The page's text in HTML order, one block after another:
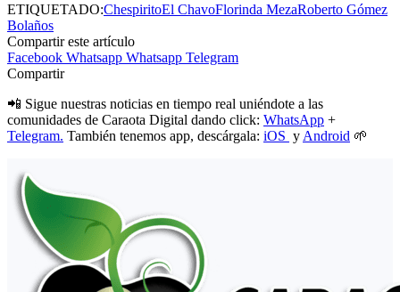
ETIQUETADO:ChespiritoEl ChavoFlorinda MezaRoberto Gómez
Bolaños
Compartir este artículo
Facebook Whatsapp Whatsapp Telegram
Compartir
📲 Sigue nuestras noticias en tiempo real uniéndote a las
comunidades de Caraota Digital dando click: WhatsApp +
Telegram. También tenemos app, descárgala: iOS y Android 🌱